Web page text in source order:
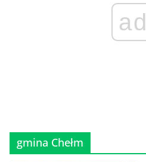
ad
gmina Chełm